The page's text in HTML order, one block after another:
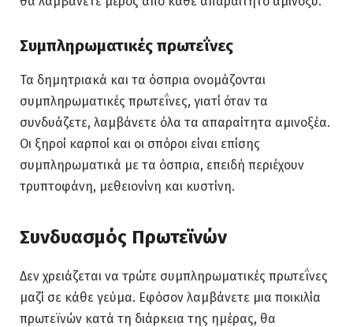
Συμπληρωματικές πρωτεΐνες
Τα δημητριακά και τα όσπρια ονομάζονται
συμπληρωματικές πρωτεΐνες, γιατί όταν τα
συνδυάζετε, λαμβάνετε όλα τα απαραίτητα αμινοξέα.
Οι ξηροί καρποί και οι σπόροι είναι επίσης
συμπληρωματικά με τα όσπρια, επειδή περιέχουν
τρυπτοφάνη, μεθειονίνη και κυστίνη.
Συνδυασμός Πρωτεϊνών
Δεν χρειάζεται να τρώτε συμπληρωματικές πρωτεΐνες
μαζί σε κάθε γεύμα. Εφόσον λαμβάνετε μια ποικιλία
πρωτεϊνών κατά τη διάρκεια της ημέρας, θα